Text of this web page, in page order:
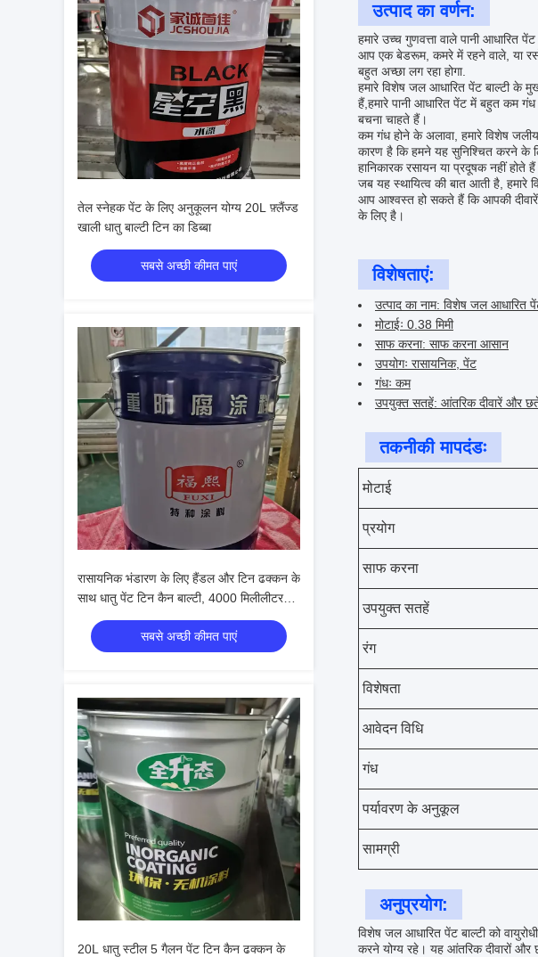
तेल स्नेहक पेंट के लिए अनुकूलन योग्य 20L फ़्लैंज्ड
खाली धातु बाल्टी टिन का डिब्बा
सबसे अच्छी कीमत पाएं
रासायनिक भंडारण के लिए हैंडल और टिन ढक्कन के
साथ धातु पेंट टिन कैन बाल्टी, 4000 मिलीलीटर
सबसे अच्छी कीमत पाएं
20L धातु स्टील 5 गैलन पेंट टिन कैन ढक्कन के
उत्पाद का वर्णन:
हमारे उच्च गुणवत्ता वाले पानी
आप एक बेडरूम, कमरे में रहने वाले, या
बहुत अच्छा लग रहा होगा.
हमारे विशेष जल आधारित पेंट बाल्टी के
हैं,हमारे पानी आधारित पेंट में बहुत कम
बचना चाहते हैं।
कम गंध होने के अलावा, हमारे विशेष
कारण है कि हमने यह सुनिश्चित करने के
हानिकारक रसायन या प्रदूषक नहीं होते
जब यह स्थायित्व की बात आती है,
आप आश्वस्त हो सकते हैं कि आपकी दीवारें
के लिए है।
विशेषताएं:
उत्पाद का नाम: विशेष जल आधारित
मोटाईः 0.38 मिमी
साफ करना: साफ करना आसान
उपयोगः रासायनिक, पेंट
गंधः कम
उपयुक्त सतहें: आंतरिक दीवारें और
तकनीकी मापदंडः
मोटाई
प्रयोग
साफ करना
उपयुक्त सतहें
रंग
विशेषता
आवेदन विधि
गंध
पर्यावरण के अनुकूल
सामग्री
अनुप्रयोग:
विशेष जल आधारित पेंट बाल्टी को
करने योग्य रहे। यह आंतरिक दीवारों और